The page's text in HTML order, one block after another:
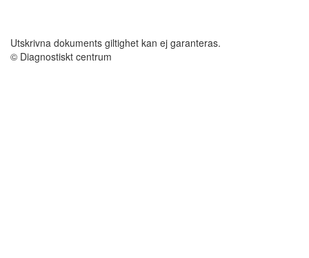
Utskrivna dokuments giltighet kan ej garanteras.
© Diagnostiskt centrum